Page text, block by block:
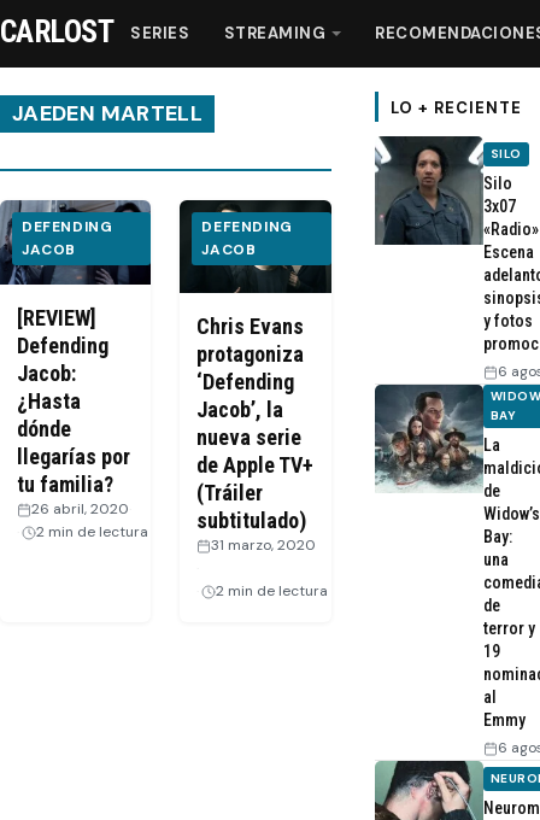
Streaming
Recomendaciones
Videos
Webisodios
CARLOST SERIES STREAMING
JAEDEN MARTELL
DEFENDING
JACOB
[REVIEW]
Defending
Jacob:
¿Hasta
dónde
llegarías por
tu familia?
26 abril, 2020
2 min de lectura
DEFENDING
JACOB
Chris Evans
protagoniza
‘Defending
Jacob’, la
nueva serie
de Apple TV+
(Tráiler
subtitulado)
31 marzo, 2020
2 min de lectura
LO + RECIENTE
SILO
Silo
3x07
Escena
y fotos
6
BAY
La
de
Widow’s
Bay:
una
de
terror y
19
al
Emmy
6